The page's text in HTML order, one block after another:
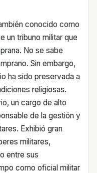
conocido como
un tribuno militar que
No se sabe
Sin embargo,
ha sido preservada a
religiosas.
un cargo de alto
de la gestión y
Exhibió gran
militares,
entre sus
como oficial militar